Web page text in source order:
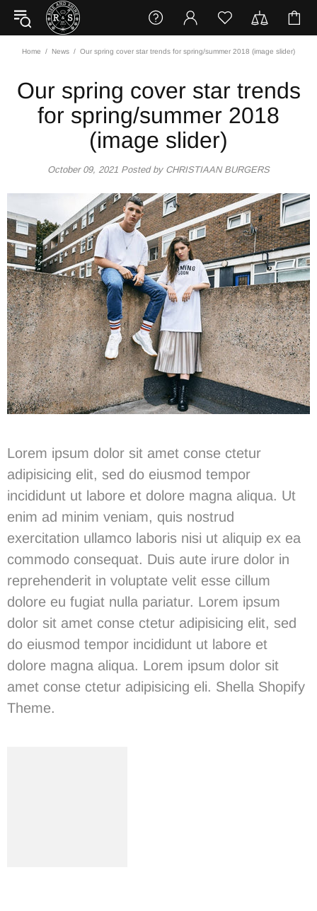
Home News Our spring cover star trends for spring/summer 2018 (image slider)
Our spring cover star trends
for spring/summer 2018
(image slider)
October 09, 2021 Posted by CHRISTIAAN BURGERS
Lorem ipsum dolor sit amet conse ctetur
adipisicing elit, sed do eiusmod tempor
incididunt ut labore et dolore magna aliqua. Ut
enim ad minim veniam, quis nostrud
exercitation ullamco laboris nisi ut aliquip ex ea
commodo consequat. Duis aute irure dolor in
reprehenderit in voluptate velit esse cillum
dolore eu fugiat nulla pariatur. Lorem ipsum
dolor sit amet conse ctetur adipisicing elit, sed
do eiusmod tempor incididunt ut labore et
dolore magna aliqua. Lorem ipsum dolor sit
amet conse ctetur adipisicing eli. Shella Shopify
Theme.